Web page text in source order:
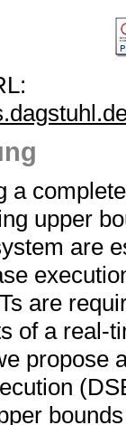
a
upper
are
are
of a real-
propose